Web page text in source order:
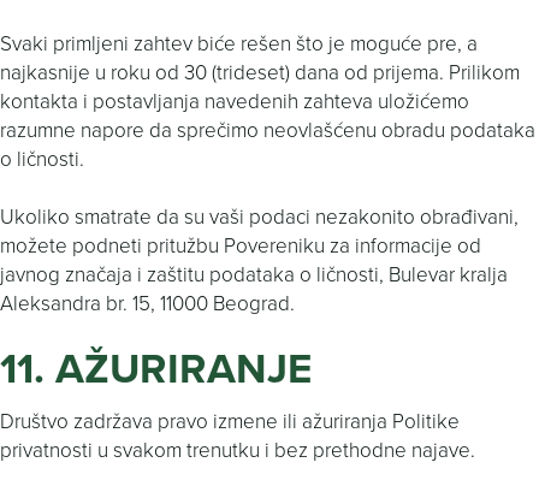
Svaki primljeni zahtev biće rešen što je moguće pre, a
najkasnije u roku od 30 (trideset) dana od prijema. Prilikom
kontakta i postavljanja navedenih zahteva uložićemo
razumne napore da sprečimo neovlašćenu obradu podataka
o ličnosti.
Ukoliko smatrate da su vaši podaci nezakonito obrađivani,
možete podneti pritužbu Povereniku za informacije od
javnog značaja i zaštitu podataka o ličnosti, Bulevar kralja
Aleksandra br. 15, 11000 Beograd.
11. AŽURIRANJE
Društvo zadržava pravo izmene ili ažuriranja Politike
privatnosti u svakom trenutku i bez prethodne najave.